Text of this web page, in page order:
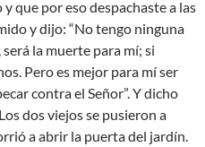
que por eso despachaste a las
y dijo: “No tengo ninguna
la muerte para mí; si
Pero es mejor para mí ser
contra el Señor”. Y dicho
dos viejos se pusieron a
a abrir la puerta del jardín.